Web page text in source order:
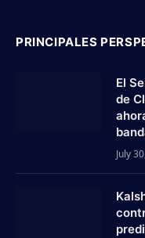
PRINCIPALES
El
de
July